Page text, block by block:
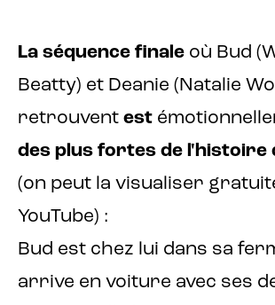
La séquence finale où Bud
Beatty) et Deanie (Natalie
retrouvent est
des plus fortes de l'histoire
(on peut la visualiser
YouTube) :
Bud est chez lui dans sa
arrive en voiture avec ses